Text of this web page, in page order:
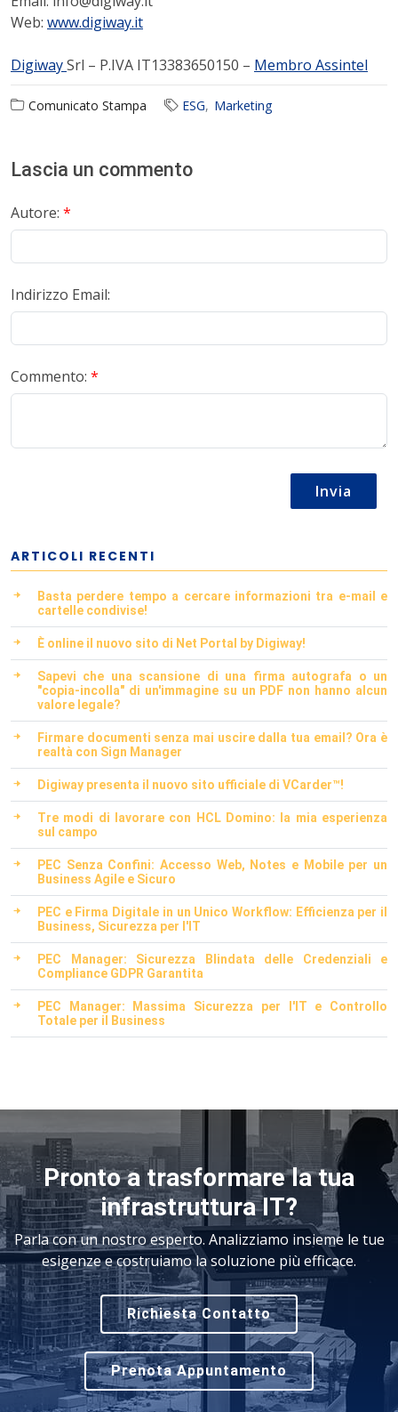
Web: www.digiway.it
DigiwaySrl – P.IVA IT13383650150 – Membro Assintel
Comunicato Stampa ESG Marketing
Lascia un commento
Autore: *
Indirizzo Email:
Commento: *
Invia
ARTICOLI RECENTI
Basta perdere tempo a cercare informazioni tra e-mail e
cartelle condivise!
È online il nuovo sito di Net Portal by Digiway!
Sapevi che una scansione di una firma autografa o un
"copia-incolla" di un'immagine su un PDF non hanno alcun
valore legale?
Firmare documenti senza mai uscire dalla tua email? Ora è
realtà con Sign Manager
Digiway presenta il nuovo sito ufficiale di VCarder™!
Tre modi di lavorare con HCL Domino: la mia esperienza
sul campo
PEC Senza Confini: Accesso Web, Notes e Mobile per un
Business Agile e Sicuro
PEC e Firma Digitale in un Unico Workflow: Efficienza per il
Business, Sicurezza per l'IT
PEC Manager: Sicurezza Blindata delle Credenziali e
Compliance GDPR Garantita
PEC Manager: Massima Sicurezza per l'IT e Controllo
Totale per il Business
Pronto a trasformare la tua
infrastruttura IT?
Parla con un nostro esperto. Analizziamo insieme le tue
esigenze e costruiamo la soluzione più efficace.
Richiesta Contatto
Prenota Appuntamento